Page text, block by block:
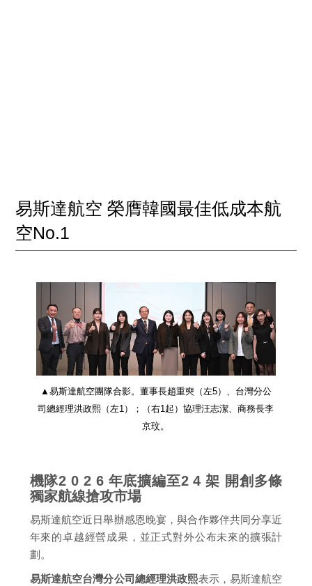
易斯達航空 榮膺韓國最佳低成本航
空No.1
▲易斯達航空團隊合影。董事長趙重奭（左5）、台灣分公
司總經理洪政熙（左1）；（右1起）協理汪志潔、商務長李
京玟。
機隊2 0 2 6 年底擴編至2 4 架 開創多條
獨家航線搶攻市場
易斯達航空近日舉辦感恩晚宴，與合作夥伴共同分享近
年來的卓越經營成果，並正式對外公布未來的擴張計
劃。
易斯達航空台灣分公司總經理洪政熙表示，易斯達航空